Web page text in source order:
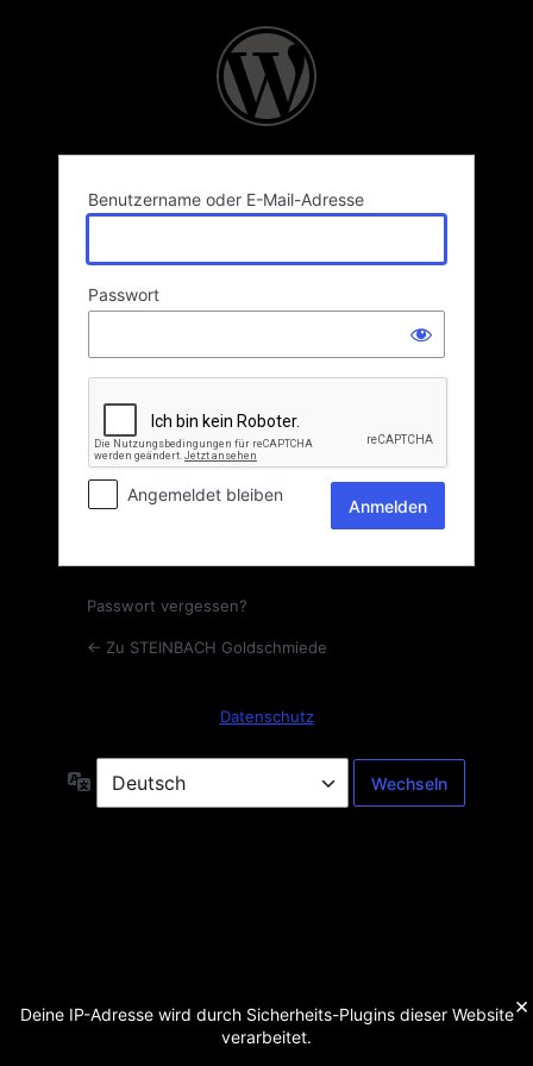
Benutzername oder E-Mail-Adresse
Passwort
Angemeldet bleiben
Passwort vergessen?
← Zu STEINBACH Goldschmiede
Datenschutz
Sprache
Deine IP-Adresse wird durch Sicherheits-Plugins dieser Website
verarbeitet.
×